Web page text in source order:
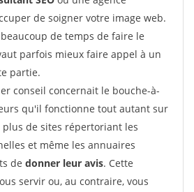
de soigner votre image web.
de temps de faire le
parfois mieux faire appel à un
partie.
conseil concernait le bouche-à-
qu'il fonctionne tout autant sur
de sites répertoriant les
et même les annuaires
de donner leur avis. Cette
servir ou, au contraire, vous